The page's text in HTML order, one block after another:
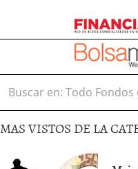
Buscar en:
MAS VISTOS DE LA